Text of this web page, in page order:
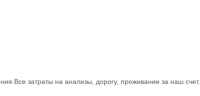
затраты на анализы, дорогу, проживание за наш счет.